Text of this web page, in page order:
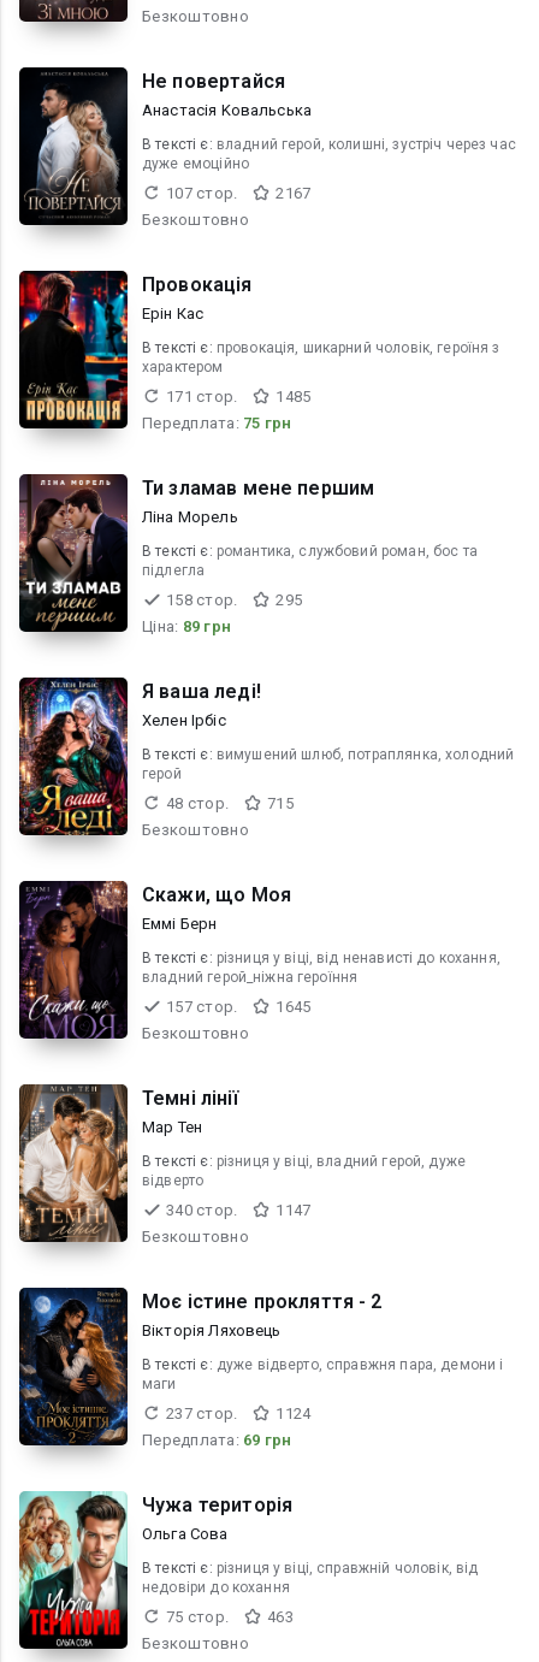
Безкоштовно
Не повертайся
Анастасія Kовальська
В текcті є: владний герой, колишні, зустріч через час
дуже емоційно
107 стор.
2167
Безкоштовно
Провокація
Ерін Кас
В текcті є: провокація, шикарний чоловік, героїня з
характером
171 стор.
1485
Передплата: 75 грн
Ти зламав мене першим
Ліна Морель
В текcті є: романтика, службовий роман, бос та
підлегла
158 стор.
295
Ціна: 89 грн
Я ваша леді!
Хелен Ірбіс
В текcті є: вимушений шлюб, потраплянка, холодний
герой
48 стор.
715
Безкоштовно
Скажи, що Моя
Еммі Берн
В текcті є: різниця у віці, від ненависті до кохання,
владний герой_ніжна героїння
157 стор.
1645
Безкоштовно
Темні лінії
Мар Тен
В текcті є: різниця у віці, владний герой, дуже
відверто
340 стор.
1147
Безкоштовно
Моє істине прокляття - 2
Вікторія Ляховець
В текcті є: дуже відверто, справжня пара, демони і
маги
237 стор.
1124
Передплата: 69 грн
Чужа територія
Ольга Сова
В текcті є: різниця у віці, справжній чоловік, від
недовіри до кохання
75 стор.
463
Безкоштовно